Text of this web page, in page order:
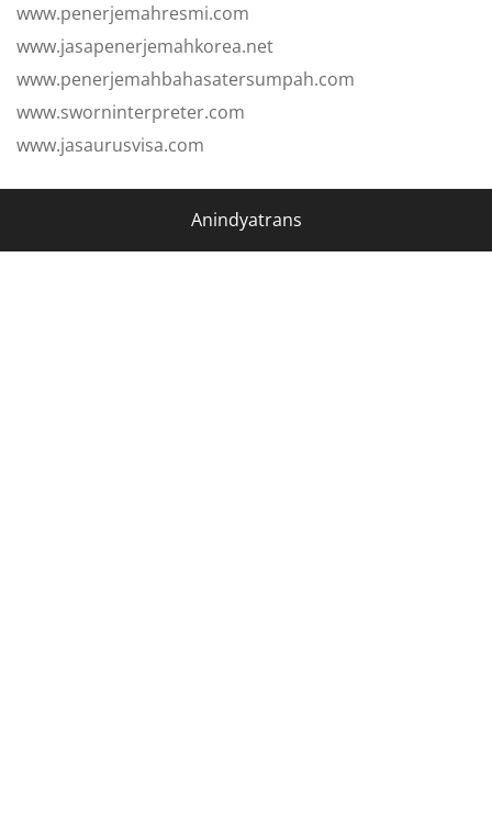
www.penerjemahresmi.com
www.jasapenerjemahkorea.net
www.penerjemahbahasatersumpah.com
www.sworninterpreter.com
www.jasaurusvisa.com
Anindyatrans